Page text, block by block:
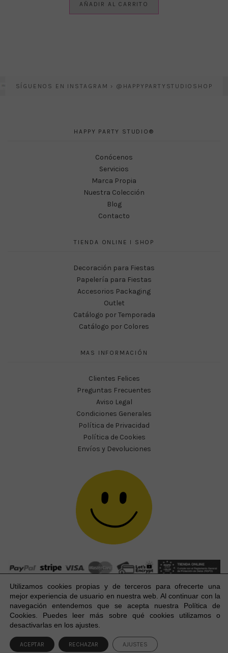
AÑADIR AL CARRITO
SÍGUENOS EN INSTAGRAM › @HAPPYPARTYSTUDIOSHOP
HAPPY PARTY STUDIO®
Conócenos
Servicios
Marca Propia
Nuestra Colección
Blog
Contacto
TIENDA ONLINE I SHOP
Decoración para Fiestas
Papelería para Fiestas
Accesorios Packaging
Outlet
Catálogo por Temporada
Catálogo por Colores
MAS INFORMACIÓN
Clientes Felices
Preguntas Frecuentes
Aviso Legal
Condiciones Generales
Política de Privacidad
Política de Cookies
Envíos y Devoluciones
Happy Party Studio® 2023-2026 I © Todos los derechos
reservados.
Utilizamos cookies propias y de terceros para ofrecerte una
mejor experiencia de usuario en nuestra web. Al continuar con la
navegación entendemos que se acepta nuestra Política de
Cookies. Puedes leer más sobre qué cookies utilizamos o
desactivarlas en los ajustes.
ACEPTAR RECHAZAR AJUSTES
1